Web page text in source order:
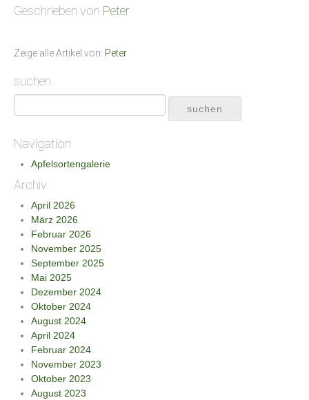
Geschrieben von Peter
Zeige alle Artikel von: Peter
suchen
Navigation
Apfelsortengalerie
Archiv
April 2026
März 2026
Februar 2026
November 2025
September 2025
Mai 2025
Dezember 2024
Oktober 2024
August 2024
April 2024
Februar 2024
November 2023
Oktober 2023
August 2023